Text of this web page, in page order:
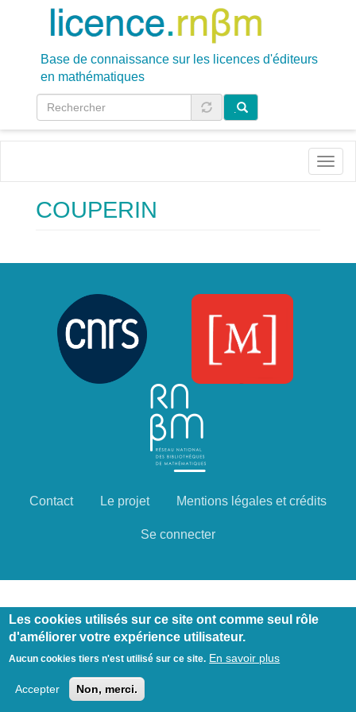
principalBase de connaissance sur les licences d'éditeurs
en mathématiques
COUPERIN
Menu
Contact Le projet Mentions légales et crédits
Se connecter
Les cookies utilisés sur ce site ont comme seul rôle
d'améliorer votre expérience utilisateur.
Aucun cookies tiers n'est utilisé sur ce site. En savoir plus
Accepter Non, merci.